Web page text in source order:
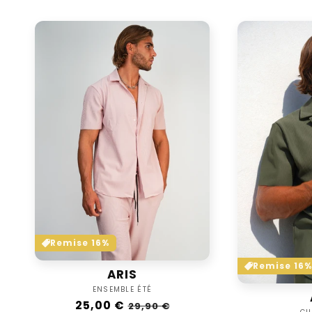
Remise 16%
ARIS
Vendor:
ENSEMBLE ÉTÉ
Regular
25,00 € Sale
29,90 €
Remise 16%